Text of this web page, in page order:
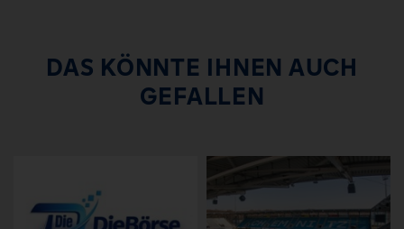
DAS KÖNNTE IHNEN AUCH
GEFALLEN